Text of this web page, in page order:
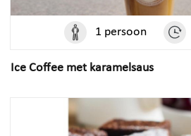
1 persoon
Ice Coffee met karamelsaus